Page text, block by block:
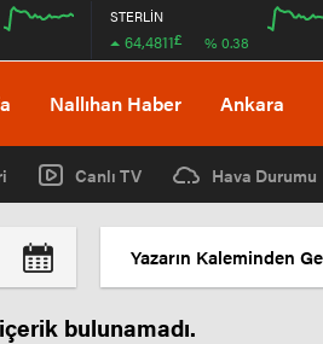
STERLİN
64,4811£ % 0.38
Nallıhan Haber Ankara
Canlı TV Hava Durumu
Yazarın Kaleminden
bulunamadı.